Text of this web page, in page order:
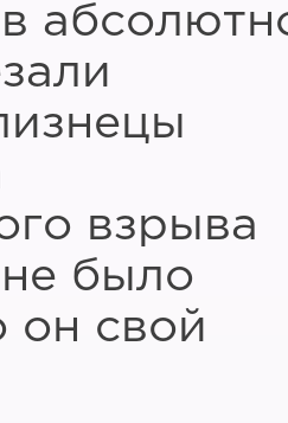
взрыва
было
он свой